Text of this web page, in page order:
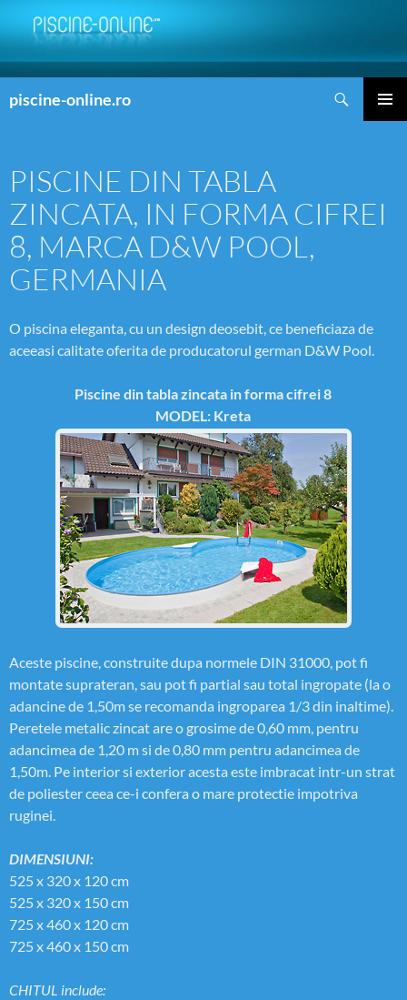
piscine-online.ro
PISCINE DIN TABLA
ZINCATA, IN FORMA CIFREI
8, MARCA D&W POOL,
GERMANIA
O piscina eleganta, cu un design deosebit, ce beneficiaza de
aceeasi calitate oferita de producatorul german D&W Pool.
Piscine din tabla zincata in forma cifrei 8
MODEL: Kreta
Aceste piscine, construite dupa normele DIN 31000, pot fi
montate suprateran, sau pot fi partial sau total ingropate (la o
adancine de 1,50m se recomanda ingroparea 1/3 din inaltime).
Peretele metalic zincat are o grosime de 0,60 mm, pentru
adancimea de 1,20 m si de 0,80 mm pentru adancimea de
1,50m. Pe interior si exterior acesta este imbracat intr-un strat
de poliester ceea ce-i confera o mare protectie impotriva
ruginei.
DIMENSIUNI:
525 x 320 x 120 cm
525 x 320 x 150 cm
725 x 460 x 120 cm
725 x 460 x 150 cm
CHITUL include: